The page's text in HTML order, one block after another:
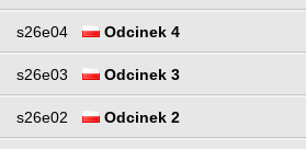
s26e04 Odcinek 4
s26e03 Odcinek 3
s26e02 Odcinek 2